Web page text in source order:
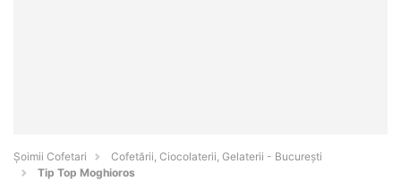
Șoimii Cofetari
Cofetării, Ciocolaterii, Gelaterii - Bucureşti
Tip Top Moghioros